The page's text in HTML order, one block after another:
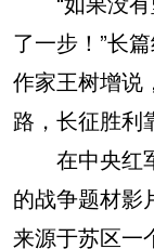
了一步！”长
作家王树增说
路，长征胜利
在中央红军
的战争题材影
来源于苏区一